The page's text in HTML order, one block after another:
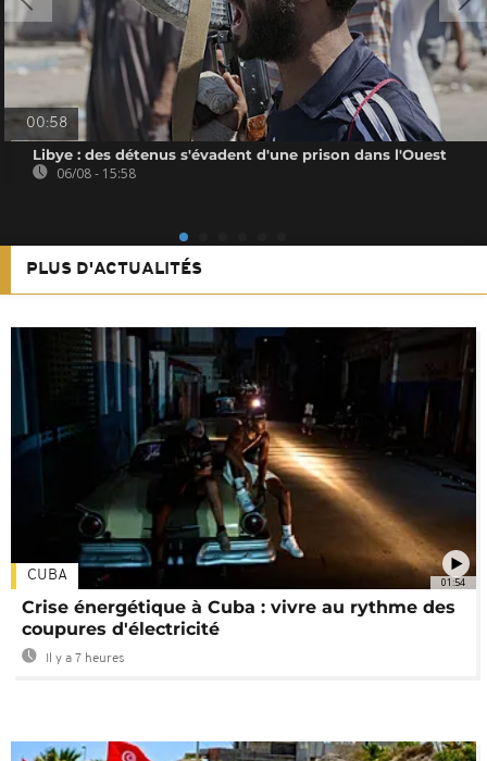
00:58
Libye : des détenus s'évadent d'une prison dans l'Ouest
06/08 - 15:58
PLUS D'ACTUALITÉS
01:54
CUBA
Crise énergétique à Cuba : vivre au rythme des
coupures d'électricité
Il y a 7 heures